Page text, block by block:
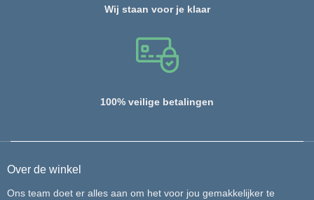
Wij staan voor je klaar
100% veilige betalingen
Over de winkel
Ons team doet er alles aan om het voor jou gemakkelijker te